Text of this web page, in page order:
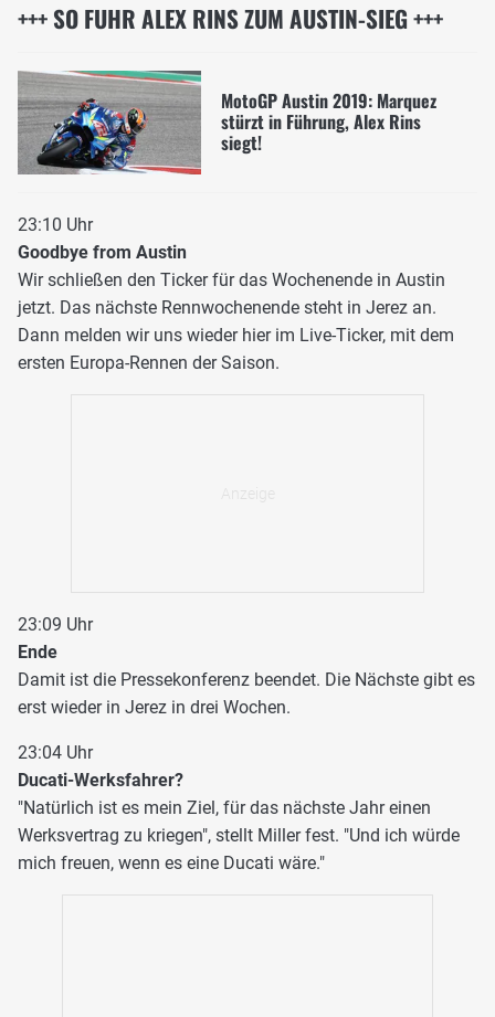
+++ SO FUHR ALEX RINS ZUM AUSTIN-SIEG +++
MotoGP Austin 2019: Marquez
stürzt in Führung, Alex Rins
siegt!
23:10 Uhr
Goodbye from Austin
Wir schließen den Ticker für das Wochenende in Austin
jetzt. Das nächste Rennwochenende steht in Jerez an.
Dann melden wir uns wieder hier im Live-Ticker, mit dem
ersten Europa-Rennen der Saison.
23:09 Uhr
Ende
Damit ist die Pressekonferenz beendet. Die Nächste gibt es
erst wieder in Jerez in drei Wochen.
23:04 Uhr
Ducati-Werksfahrer?
"Natürlich ist es mein Ziel, für das nächste Jahr einen
Werksvertrag zu kriegen", stellt Miller fest. "Und ich würde
mich freuen, wenn es eine Ducati wäre."